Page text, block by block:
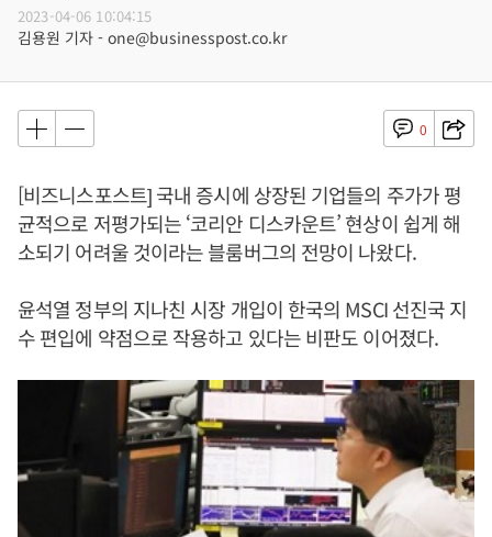
2023-04-06 10:04:15
김용원 기자 - one@businesspost.co.kr
0
[비즈니스포스트] 국내 증시에 상장된 기업들의 주가가 평
균적으로 저평가되는 ‘코리안 디스카운트’ 현상이 쉽게 해
소되기 어려울 것이라는 블룸버그의 전망이 나왔다.
윤석열 정부의 지나친 시장 개입이 한국의 MSCI 선진국 지
수 편입에 약점으로 작용하고 있다는 비판도 이어졌다.